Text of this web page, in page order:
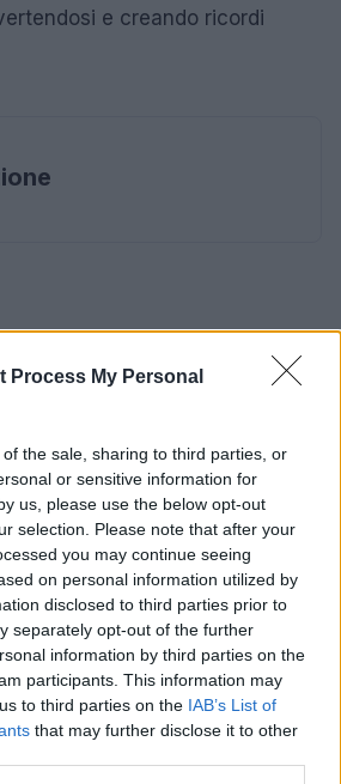
Process My Personal
the sale, sharing to third parties, or
or sensitive information for
us, please use the below opt-out
selection. Please note that after your
you may continue seeing
on personal information utilized by
disclosed to third parties prior to
separately opt-out of the further
information by third parties on the
participants. This information may
to third parties on the IAB’s List of
that may further disclose it to other
e creando ricordi